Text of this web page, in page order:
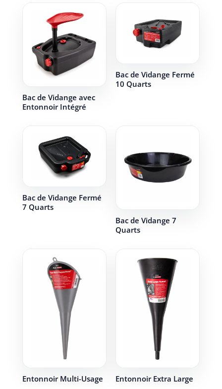
Bac de Vidange avec
Entonnoir Intégré
Bac de Vidange Fermé
10 Quarts
Bac de Vidange Fermé
7 Quarts
Bac de Vidange 7
Quarts
Entonnoir Multi-Usage Entonnoir Extra Large